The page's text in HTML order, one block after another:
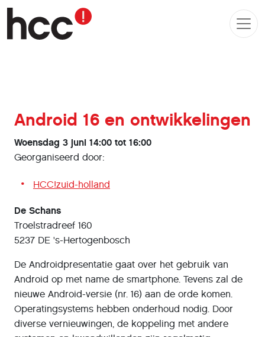
Android 16 en ontwikkelingen
Woensdag 3 juni 14:00 tot 16:00
Georganiseerd door:
HCC!zuid-holland
De Schans
Troelstradreef 160
5237 DE 's-Hertogenbosch
De Androidpresentatie gaat over het gebruik van
Android op met name de smartphone. Tevens zal de
nieuwe Android-versie (nr. 16) aan de orde komen.
Operatingsystems hebben onderhoud nodig. Door
diverse vernieuwingen, de koppeling met andere